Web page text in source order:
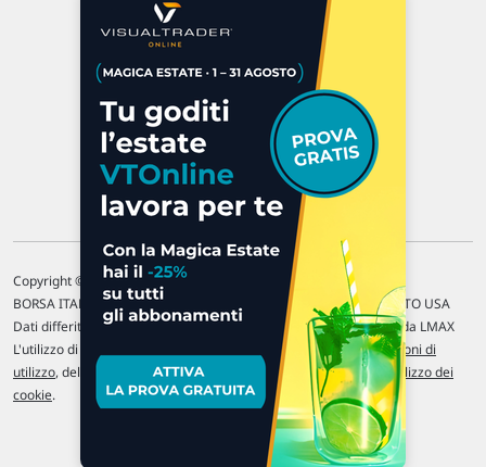
P.IVA 02 452 460 401
Chi siamo
Commenti e segnalazioni
Contattaci
Copyright © 1996-2026 Traderlink Italia s.r.l.
BORSA ITALIANA Quotazioni di borsa differite di 15 min. / MERCATO USA
Dati differiti di 15 min. (fonte Intrinio) / FOREX Quotazioni fornite da LMAX
L'utilizzo di questo sito implica l'accettazione delle nostre Condizioni di
utilizzo, del Disclaimer MAR, delle Politiche sulla privacye dell' Utilizzo dei
cookie.